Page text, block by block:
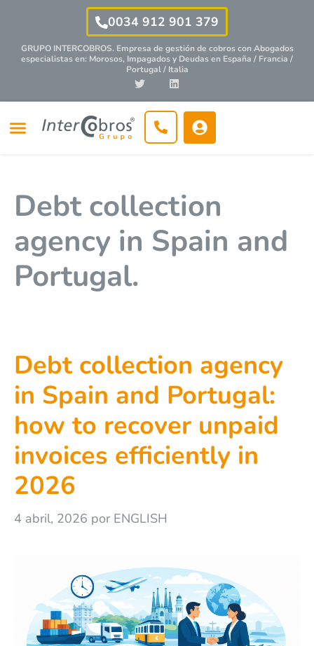
0034 912 901 379
GRUPO INTERCOBROS. Empresa de gestión de cobros conAbogados
especialistasen: Morosos, Impagados y Deudas en España / Francia /
Portugal / Italia
Debt collection
agency in Spain and
Portugal.
Debt collection agency
in Spain and Portugal:
how to recover unpaid
invoices efficiently in
2026
4 abril, 2026 por ENGLISH